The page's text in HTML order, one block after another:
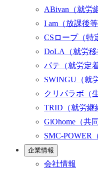
ABivan （就労
I am （放課後
CSロープ（特
DoLA
（就労
パテ （就労定
SWINGU （就
クリパラボ （
TRID （就労
GiOhome （共
SMC-POWER
企業情報
会社情報